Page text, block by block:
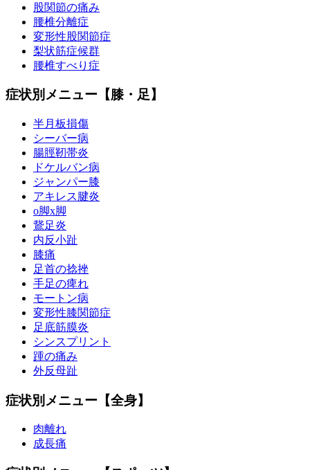
股関節の痛み
腰椎分離症
変形性股関節症
梨状筋症候群
腰椎すべり症
症状別メニュー【膝・足】
半月板損傷
シーバー病
腸脛靭帯炎
ドケルバン病
ジャンパー膝
アキレス腱炎
o脚x脚
鵞足炎
内反小趾
膝痛
足首の捻挫
手足の痺れ
モートン病
変形性膝関節症
足底筋膜炎
シンスプリント
踵の痛み
外反母趾
症状別メニュー【全身】
肉離れ
成長痛